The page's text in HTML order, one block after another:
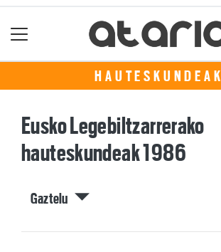
HAUTESKUNDEAK
Eusko Legebiltzarrerako
hauteskundeak 1986
Gaztelu